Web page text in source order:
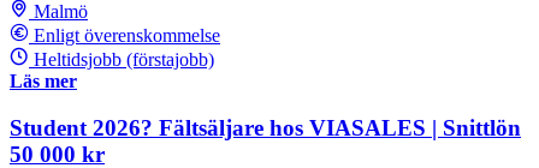
Malmö
Enligt överenskommelse
Heltidsjobb (förstajobb)
Läs mer
Student 2026? Fältsäljare hos VIASALES | Snittlön
50 000 kr